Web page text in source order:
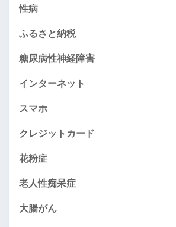
性病
ふるさと納税
糖尿病性神経障害
インターネット
スマホ
クレジットカード
花粉症
老人性痴呆症
大腸がん